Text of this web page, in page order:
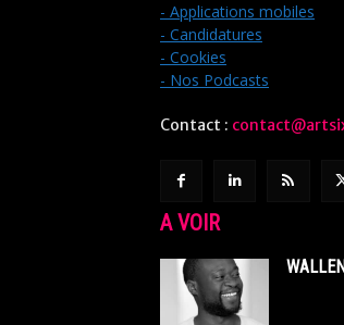
- Applications mobiles
- Candidatures
- Cookies
- Nos Podcasts
Contact :
A VOIR